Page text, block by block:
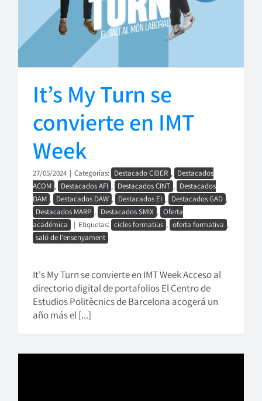
It’s My Turn se
convierte en IMT
Week
27/05/2024 | Categorías: Destacado CIBER , Destacados
ACOM , Destacados AFI , Destacados CINT , Destacados
DAM , Destacados DAW , Destacados EI , Destacados GAD ,
Destacados MARP , Destacados SMIX , Oferta
académica
| Etiquetas: cicles formatius , oferta formativa ,
saló de l'ensenyament
It's My Turn se convierte en IMT Week Acceso al
directorio digital de portafolios El Centro de
Estudios Politècnics de Barcelona acogerá un
año más el [...]